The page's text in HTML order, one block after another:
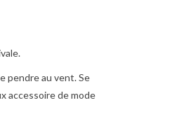
pendre au vent. Se
accessoire de mode